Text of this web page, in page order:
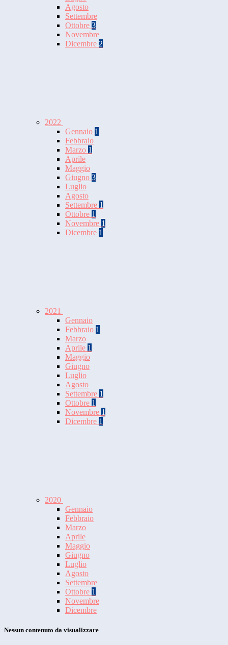
Agosto
Settembre
Ottobre 3
Novembre
Dicembre 2
2022
Gennaio 1
Febbraio
Marzo 1
Aprile
Maggio
Giugno 3
Luglio
Agosto
Settembre 1
Ottobre 1
Novembre 1
Dicembre 1
2021
Gennaio
Febbraio 1
Marzo
Aprile 1
Maggio
Giugno
Luglio
Agosto
Settembre 1
Ottobre 1
Novembre 1
Dicembre 1
2020
Gennaio
Febbraio
Marzo
Aprile
Maggio
Giugno
Luglio
Agosto
Settembre
Ottobre 1
Novembre
Dicembre
Nessun contenuto da visualizzare